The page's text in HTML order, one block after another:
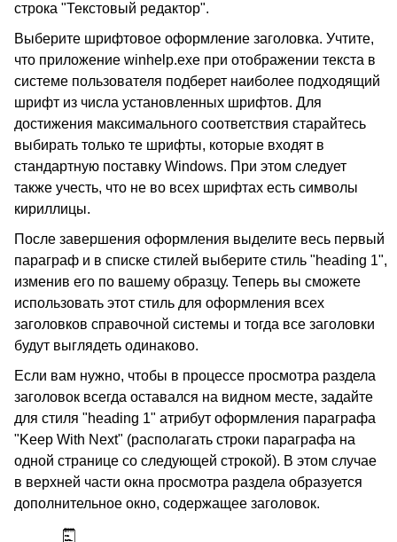
строка "Текстовый редактор".
Выберите шрифтовое оформление заголовка. Учтите,
что приложение winhelp.exe при отображении текста в
системе пользователя подберет наиболее подходящий
шрифт из числа установленных шрифтов. Для
достижения максимального соответствия старайтесь
выбирать только те шрифты, которые входят в
стандартную поставку Windows. При этом следует
также учесть, что не во всех шрифтах есть символы
кириллицы.
После завершения оформления выделите весь первый
параграф и в списке стилей выберите стиль "heading 1",
изменив его по вашему образцу. Теперь вы сможете
использовать этот стиль для оформления всех
заголовков справочной системы и тогда все заголовки
будут выглядеть одинаково.
Если вам нужно, чтобы в процессе просмотра раздела
заголовок всегда оставался на видном месте, задайте
для стиля "heading 1" атрибут оформления параграфа
"Keep With Next" (располагать строки параграфа на
одной странице со следующей строкой). В этом случае
в верхней части окна просмотра раздела образуется
дополнительное окно, содержащее заголовок.